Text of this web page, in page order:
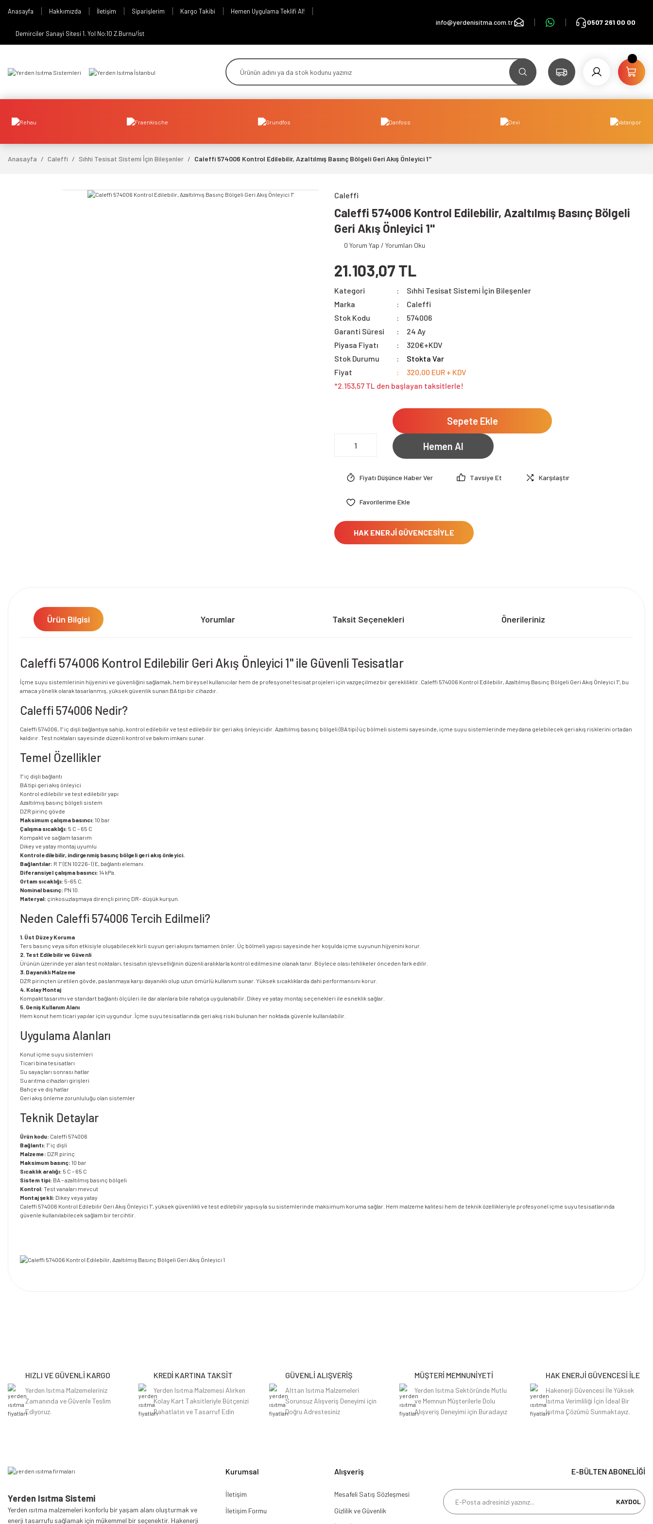
Anasayfa Hakkımızda İletişim Siparişlerim Kargo Takibi Hemen Uygulama Teklifi Al!
Demirciler Sanayi Sitesi 1. Yol No:10 Z.Burnu/İst
info@yerdenisitma.com.tr 0507 261 00 00
Anasayfa Caleffi Sıhhi Tesisat Sistemi İçin Bileşenler Caleffi 574006 Kontrol Edilebilir, Azaltılmış Basınç Bölgeli Geri Akış Önleyici 1''
Caleffi
Caleffi 574006 Kontrol Edilebilir, Azaltılmış Basınç Bölgeli
Geri Akış Önleyici 1''
0 Yorum Yap / Yorumları Oku
21.103,07 TL
Kategori
Sıhhi Tesisat Sistemi İçin Bileşenler
Marka
Caleffi
Stok Kodu
574006
Garanti Süresi
24 Ay
Piyasa Fiyatı
320€+KDV
Stok Durumu
Stokta Var
Fiyat
320,00 EUR + KDV
*2.153,57 TL den başlayan taksitlerle!
Sepete Ekle
Hemen Al
Fiyatı Düşünce Haber Ver Tavsiye Et Karşılaştır
HAK ENERJİ GÜVENCESİYLE
Ürün Bilgisi Yorumlar Taksit Seçenekleri Önerileriniz
Caleffi 574006 Kontrol Edilebilir Geri Akış Önleyici 1" ile Güvenli Tesisatlar
İçme suyu sistemlerinin hijyenini ve güvenliğini sağlamak, hem bireysel kullanıcılar hem de profesyonel tesisat projeleri için vazgeçilmez bir gerekliliktir. Caleffi 574006 Kontrol Edilebilir, Azaltılmış Basınç Bölgeli Geri Akış Önleyici 1", bu
amaca yönelik olarak tasarlanmış, yüksek güvenlik sunan BA tipi bir cihazdır.
Caleffi 574006 Nedir?
Caleffi 574006, 1" iç dişli bağlantıya sahip, kontrol edilebilir ve test edilebilir bir geri akış önleyicidir. Azaltılmış basınç bölgeli (BA tipi) üç bölmeli sistemi sayesinde, içme suyu sistemlerinde meydana gelebilecek geri akış risklerini ortadan
kaldırır. Test noktaları sayesinde düzenli kontrol ve bakım imkanı sunar.
Temel Özellikler
1" iç dişli bağlantı
BA tipi geri akış önleyici
Kontrol edilebilir ve test edilebilir yapı
Azaltılmış basınç bölgeli sistem
DZR pirinç gövde
Maksimum çalışma basıncı: 10 bar
Çalışma sıcaklığı: 5 C – 65 C
Kompakt ve sağlam tasarım
Dikey ve yatay montaj uyumlu
Kontrol edilebilir, indirgenmiş basınç bölgeli geri akış önleyici.
Bağlantılar: R 1" (EN 10226-1) E, bağlantı elemanı.
Diferansiyel çalışma basıncı: 14 kPa.
Ortam sıcaklığı: 5–65 C.
Nominal basınç: PN 10.
Materyal: çinkosuzlaşmaya dirençli pirinç DR- düşük kurşun.
Neden Caleffi 574006 Tercih Edilmeli?
1. Üst Düzey Koruma
Ters basınç veya sifon etkisiyle oluşabilecek kirli suyun geri akışını tamamen önler. Üç bölmeli yapısı sayesinde her koşulda içme suyunun hijyenini korur.
2. Test Edilebilir ve Güvenli
Ürünün üzerinde yer alan test noktaları, tesisatın işlevselliğinin düzenli aralıklarla kontrol edilmesine olanak tanır. Böylece olası tehlikeler önceden fark edilir.
3. Dayanıklı Malzeme
DZR pirinçten üretilen gövde, paslanmaya karşı dayanıklı olup uzun ömürlü kullanım sunar. Yüksek sıcaklıklarda dahi performansını korur.
4. Kolay Montaj
Kompakt tasarımı ve standart bağlantı ölçüleri ile dar alanlara bile rahatça uygulanabilir. Dikey ve yatay montaj seçenekleri ile esneklik sağlar.
5. Geniş Kullanım Alanı
Hem konut hem ticari yapılar için uygundur. İçme suyu tesisatlarında geri akış riski bulunan her noktada güvenle kullanılabilir.
Uygulama Alanları
Konut içme suyu sistemleri
Ticari bina tesisatları
Su sayaçları sonrası hatlar
Su arıtma cihazları girişleri
Bahçe ve dış hatlar
Geri akış önleme zorunluluğu olan sistemler
Teknik Detaylar
Ürün kodu: Caleffi 574006
Bağlantı: 1" iç dişli
Malzeme: DZR pirinç
Maksimum basınç: 10 bar
Sıcaklık aralığı: 5 C – 65 C
Sistem tipi: BA – azaltılmış basınç bölgeli
Kontrol: Test vanaları mevcut
Montaj şekli: Dikey veya yatay
Caleffi 574006 Kontrol Edilebilir Geri Akış Önleyici 1", yüksek güvenlikli ve test edilebilir yapısıyla su sistemlerinde maksimum koruma sağlar. Hem malzeme kalitesi hem de teknik özellikleriyle profesyonel içme suyu tesisatlarında
güvenle kullanılabilecek sağlam bir tercihtir.
Ürün bilgilerinde hatalar bulunuyor.
Ürün fiyatı diğer sitelerden daha pahalı.
Bu ürüne benzer farklı alternatifler olmalı.
HIZLI VE GÜVENLİ KARGO
Yerden Isıtma Malzemeleriniz
Zamanında ve Güvenle Teslim
Ediyoruz.
KREDİ KARTINA TAKSİT
Yerden Isıtma Malzemesi Alırken
Kolay Kart Taksitleriyle Bütçenizi
Rahatlatın ve Tasarruf Edin
GÜVENLİ ALIŞVERİŞ
Alttan Isıtma Malzemeleri
Sorunsuz Alışveriş Deneyimi için
Doğru Adrestesiniz
MÜŞTERİ MEMNUNİYETİ
Yerden Isıtma Sektöründe Mutlu
ve Memnun Müşterilerle Dolu
Alışveriş Deneyimi için Buradayız
HAK ENERJİ GÜVENCESİ İLE
Hakenerji Güvencesi İle Yüksek
Isıtma Verimliliği İçin İdeal Bir
Isıtma Çözümü Sunmaktayız.
Yerden Isıtma Sistemi
Yerden ısıtma malzemeleri konforlu bir yaşam alanı oluşturmak ve
enerji tasarrufu sağlamak için mükemmel bir seçenektir. Hakenerji
Kurumsal
İletişim
İletişim Formu
Alışveriş
Mesafeli Satış Sözleşmesi
Gizlilik ve Güvenlik
E-BÜLTEN ABONELİĞİ
KAYDOL